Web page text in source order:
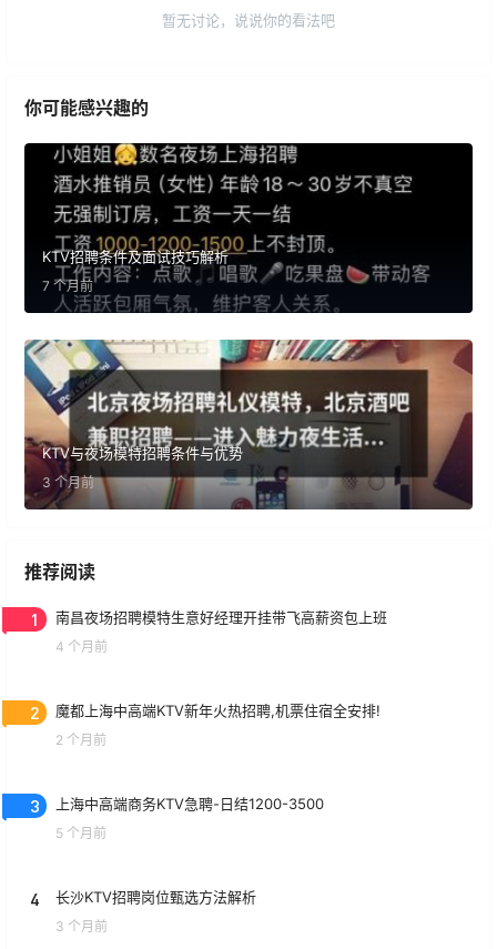
暂无讨论，说说你的看法吧
你可能感兴趣的
KTV招聘条件及面试技巧解析
7 个月前
KTV与夜场模特招聘条件与优势
3 个月前
推荐阅读
1 南昌夜场招聘模特生意好经理开挂带飞高薪资包上班
4 个月前
2 魔都上海中高端KTV新年火热招聘,机票住宿全安排!
2 个月前
3 上海中高端商务KTV急聘-日结1200-3500
5 个月前
4 长沙KTV招聘岗位甄选方法解析
3 个月前